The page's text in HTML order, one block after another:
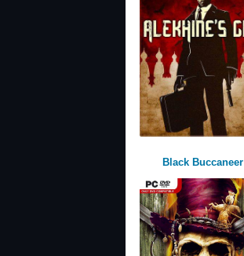
Black Buccaneer